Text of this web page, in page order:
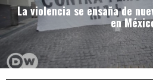
La violencia se ensaña de
en